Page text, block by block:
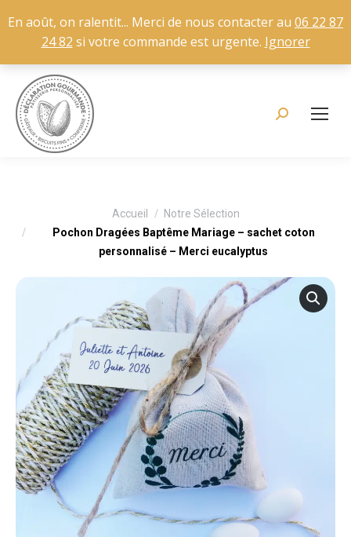
En août, on ralentit... Merci de nous contacter au 06 22 87
24 82 si votre commande est urgente. Ignorer
Recherche
Accueil
Notre Sélection
Pochon Dragées Baptême Mariage – sachet coton
personnalisé – Merci eucalyptus